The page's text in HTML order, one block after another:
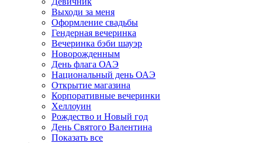
Выходи за меня
Оформление свадьбы
Гендерная вечеринка
Вечеринка бэби шауэр
Новорожденным
День флага ОАЭ
Национальный день ОАЭ
Открытие магазина
Корпоративные вечеринки
Хеллоуин
Рождество и Новый год
День Святого Валентина
Показать все